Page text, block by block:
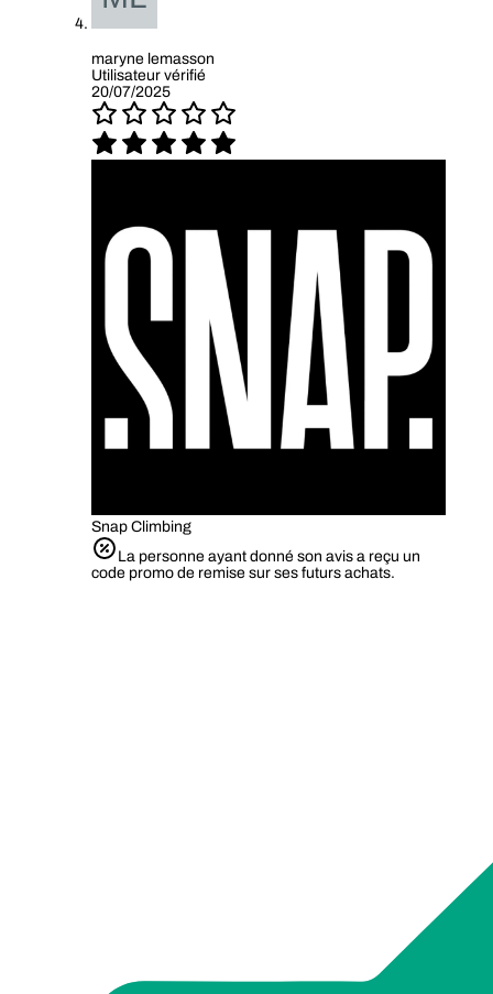
maryne lemasson
Utilisateur vérifié
20/07/2025
Snap Climbing
La personne ayant donné son avis a reçu un
code promo de remise sur ses futurs achats.